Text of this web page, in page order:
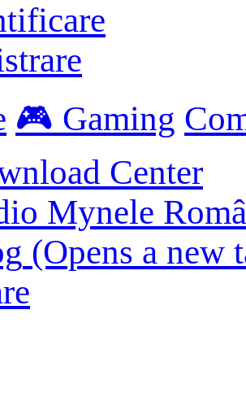
🎮 Gaming
Center
Mynele
(Opens a new